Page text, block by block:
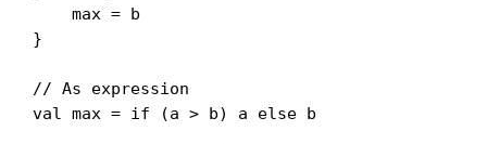
    max = b
}
// As expression